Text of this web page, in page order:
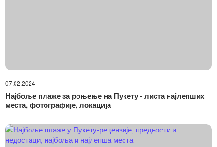
07.02.2024
Најбоље плаже за роњење на Пукету - листа најлепших
места, фотографије, локација